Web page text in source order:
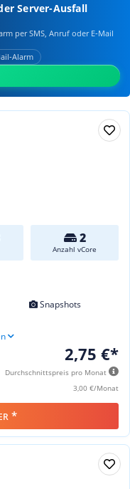
Server-Ausfall
per SMS, Anruf oder E‑Mail
2
Anzahl vCore
Snapshots
2,75 €*
Durchschnittspreis pro Monat
3,00 €/Monat
*